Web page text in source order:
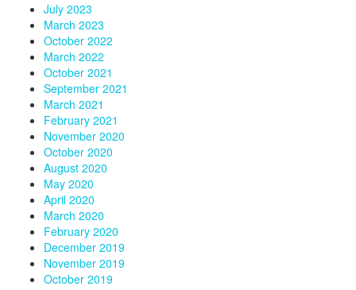
July 2023
March 2023
October 2022
March 2022
October 2021
September 2021
March 2021
February 2021
November 2020
October 2020
August 2020
May 2020
April 2020
March 2020
February 2020
December 2019
November 2019
October 2019